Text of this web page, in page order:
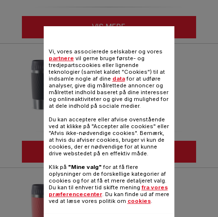
VIS MERE
EASY TWIST GREY, 0,36L
Reference : N2011510
VIS MERE
EASY TWIST RED, 0,36L
Reference :N2011610
Vi, vores associerede selskaber og vores
partnere vil gerne bruge første- og
tredjepartscookies eller lignende
teknologier (samlet kaldet "Cookies") til at
indsamle nogle af dine datafor at udføre
analyser, give dig målrettede annoncer og
målrettet indhold baseret på dine interesser
og onlineaktiviteter og give dig mulighed for
at dele indhold på sociale medier.
Du kan acceptere eller afvise ovenstående
ved at klikke på "Accepter alle cookies" eller
"Afvis ikke-nødvendige cookies". Bemærk,
at hvis du afviser cookies, bruger vi kun de
cookies, der er nødvendige for at kunne
drive webstedet på en effektiv måde.
Klik på "Mine valg" for at få flere
oplysninger om de forskellige kategorier af
cookies og for at få et mere detaljeret valg.
Du kan til enhver tid skifte mening fra vores
præferencecenter. Du kan finde ud af mere
ved at læse vores politik om cookies.